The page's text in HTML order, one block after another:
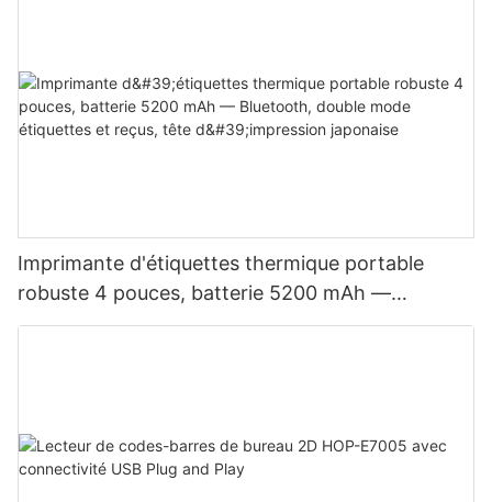
Imprimante d'étiquettes thermique portable
robuste 4 pouces, batterie 5200 mAh —
Bluetooth, double mode étiquettes et reçus, tête